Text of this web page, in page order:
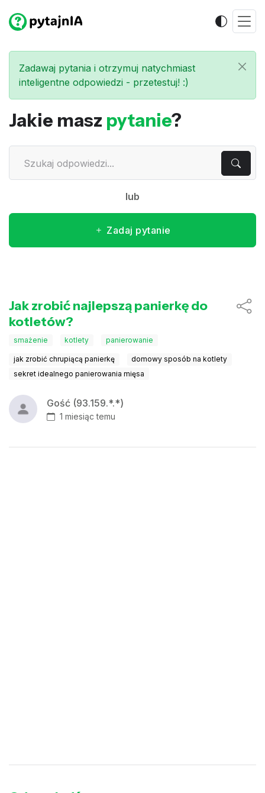
Zadawaj pytania i otrzymuj natychmiast
inteligentne odpowiedzi - przetestuj! :)
Jakie masz pytanie?
lub
Zadaj pytanie
Jak zrobić najlepszą panierkę do
kotletów?
smażenie kotlety panierowanie
jak zrobić chrupiącą panierkę
domowy sposób na kotlety
sekret idealnego panierowania mięsa
Gość (93.159.*.*)
1 miesiąc temu